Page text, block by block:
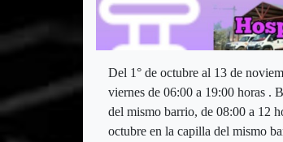
Del 1° de octubre al 13 de
viernes de 06:00 a 19:00 horas
del mismo barrio, de 08:00 a 12
octubre en la capilla del mismo